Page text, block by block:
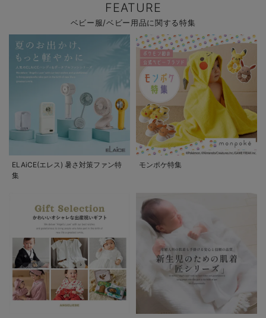
FEATURE
ベビー服/ベビー用品に関する特集
ELAiCE(エレス) 暑さ対策ファン特
集
モンポケ特集